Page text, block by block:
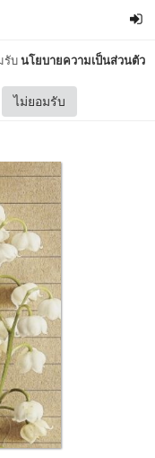
รับนโยบายความเป็นส่วนตัว
ไม่ยอมรับ